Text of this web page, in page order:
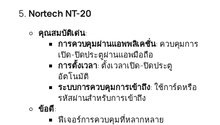
5. Nortech NT-20
คุณสมบัติเด่น:
การควบคุมผ่านแอพพลิเคชั่น: ควบคุมการ
เปิด-ปิดประตูผ่านแอพมือถือ
การตั้งเวลา: ตั้งเวลาเปิด-ปิดประตู
อัตโนมัติ
ระบบการควบคุมการเข้าถึง: ใช้การ์ดหรือ
รหัสผ่านสำหรับการเข้าถึง
ข้อดี:
ฟีเจอร์การควบคุมที่หลากหลาย